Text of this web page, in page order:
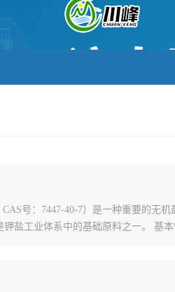
CAS号：7447-40-7）是一种重要的
盐工业体系中的基础原料之一。 基